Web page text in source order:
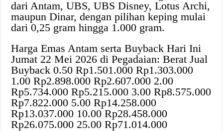
dari Antam, UBS, UBS Disney, Lotus Archi,
maupun Dinar, dengan pilihan keping mulai
dari 0,25 gram hingga 1.000 gram.
Harga Emas Antam serta Buyback Hari Ini
Jumat 22 Mei 2026 di Pegadaian: Berat Jual
Buyback 0.50 Rp1.501.000 Rp1.303.000
1.00 Rp2.898.000 Rp2.607.000 2.00
Rp5.734.000 Rp5.215.000 3.00 Rp8.575.000
Rp7.822.000 5.00 Rp14.258.000
Rp13.037.000 10.00 Rp28.458.000
Rp26.075.000 25.00 Rp71.014.000